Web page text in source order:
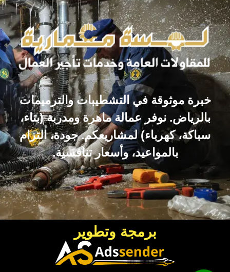
خبرة موثوقة في التشطيبات والترميمات
بالرياض. نوفر عمالة ماهرة ومدربة (بناء،
سباكة، كهرباء) لمشاريعكم. جودة، التزام
بالمواعيد، وأسعار تنافسية.
برمجة وتطوير